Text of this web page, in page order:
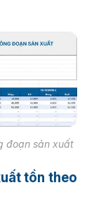
đoạn sản xuất
tồn theo